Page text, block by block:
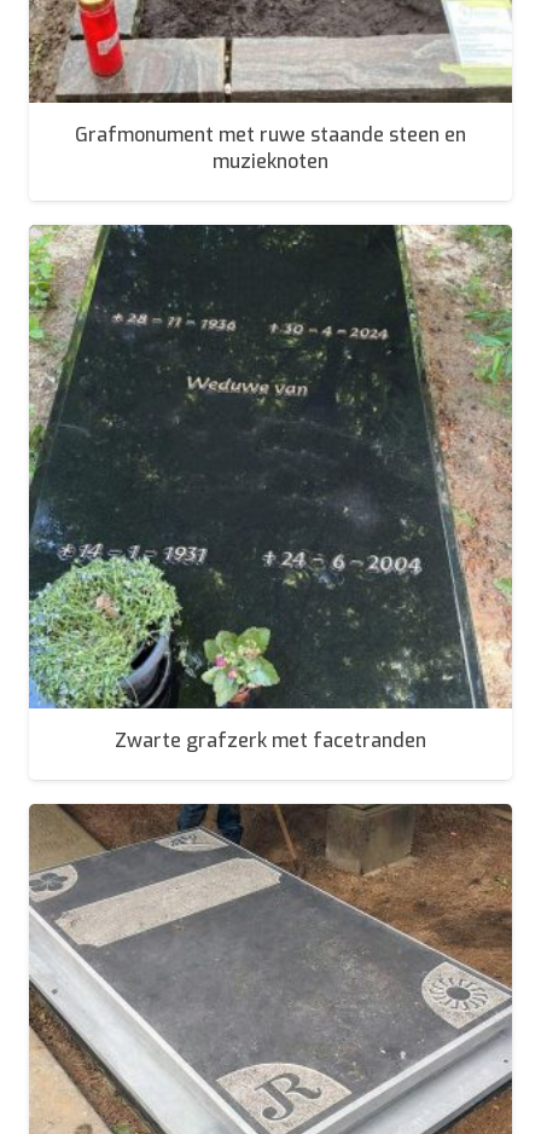
Grafmonument met ruwe staande steen en
muzieknoten
Zwarte grafzerk met facetranden